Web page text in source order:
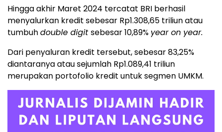
Hingga akhir Maret 2024 tercatat BRI berhasil
menyalurkan kredit sebesar Rp1.308,65 triliun atau
tumbuhdouble digit sebesar 10,89% year on year.
Dari penyaluran kredit tersebut, sebesar 83,25%
diantaranya atau sejumlah Rp1.089,41 triliun
merupakan portofolio kredit untuk segmen UMKM.